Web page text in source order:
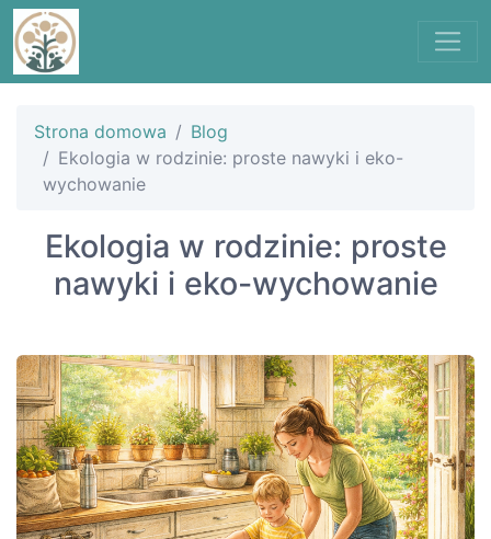
Strona domowa
Blog
Ekologia w rodzinie: proste nawyki i eko-
wychowanie
Ekologia w rodzinie: proste
nawyki i eko-wychowanie